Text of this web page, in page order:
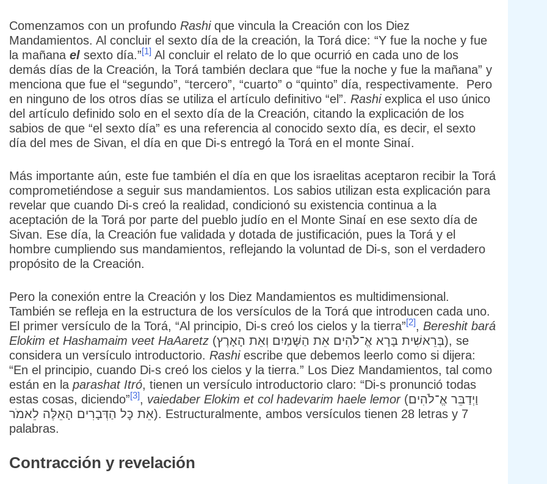
Comenzamos con un profundo Rashique vincula la Creación con los Diez
Mandamientos. Al concluir el sexto día de la creación, la Torá dice: “Y fue la noche y fue
la mañana elsexto día.”[1] Al concluir el relato de lo que ocurrió en cada uno de los
demás días de la Creación, la Torá también declara que “fue la noche y fue la mañana” y
menciona que fue el “segundo”, “tercero”, “cuarto” o “quinto” día, respectivamente. Pero
en ninguno de los otros días se utiliza el artículo definitivo “el”. Rashi explica el uso único
del artículo definido solo en el sexto día de la Creación, citando la explicación de los
sabios de que “el sexto día” es una referencia al conocido sexto día, es decir, el sexto
día del mes de Sivan, el día en que Di-s entregó la Torá en el monte Sinaí.
Más importante aún, este fue también el día en que los israelitas aceptaron recibir la Torá
comprometiéndose a seguir sus mandamientos. Los sabios utilizan esta explicación para
revelar que cuando Di-s creó la realidad, condicionó su existencia continua a la
aceptación de la Torá por parte del pueblo judío en el Monte Sinaí en ese sexto día de
Sivan. Ese día, la Creación fue validada y dotada de justificación, pues la Torá y el
hombre cumpliendo sus mandamientos, reflejando la voluntad de Di-s, son el verdadero
propósito de la Creación.
Pero la conexión entre la Creación y los Diez Mandamientos es multidimensional.
También se refleja en la estructura de los versículos de la Torá que introducen cada uno.
El primer versículo de la Torá, “Al principio, Di-s creó los cielos y la tierra”[2], Bereshit bará
Elokim et Hashamaim veet HaAaretz(בְּרֵאשִׁית בָּרָא אֱ־לֹהִים אֵת הַשָּׁמַיִם וְאֵת הָאָרֶץ), se
considera un versículo introductorio. Rashiescribe que debemos leerlo como si dijera:
“En el principio, cuando Di-s creó los cielos y la tierra.” Los Diez Mandamientos, tal como
están en laparashat Itró, tienen un versículo introductorio claro: “Di-s pronunció todas
estas cosas, diciendo”[3], vaiedaber Elokim et col hadevarim haele lemor(וַיְדַבֵּר אֱ־לֹהִים
אֵת כׇּל הַדְּבָרִים הָאֵלֶּה לֵאמֹר). Estructuralmente, ambos versículos tienen 28 letras y 7
palabras.
Contracción y revelación